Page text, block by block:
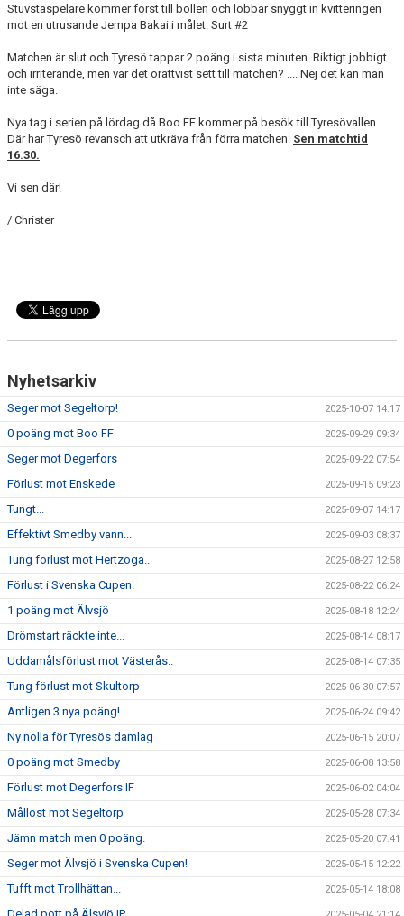
Stuvstaspelare kommer först till bollen och lobbar snyggt in kvitteringen
mot en utrusande Jempa Bakai i målet. Surt #2
Matchen är slut och Tyresö tappar 2 poäng i sista minuten. Riktigt jobbigt
och irriterande, men var det orättvist sett till matchen? .... Nej det kan man
inte säga.
Nya tag i serien på lördag då Boo FF kommer på besök till Tyresövallen.
Där har Tyresö revansch att utkräva från förra matchen. Sen matchtid
16.30.
Vi sen där!
/ Christer
Nyhetsarkiv
Seger mot Segeltorp! 2025-10-07 14:17
0 poäng mot Boo FF 2025-09-29 09:34
Seger mot Degerfors 2025-09-22 07:54
Förlust mot Enskede 2025-09-15 09:23
Tungt... 2025-09-07 14:17
Effektivt Smedby vann... 2025-09-03 08:37
Tung förlust mot Hertzöga.. 2025-08-27 12:58
Förlust i Svenska Cupen. 2025-08-22 06:24
1 poäng mot Älvsjö 2025-08-18 12:24
Drömstart räckte inte... 2025-08-14 08:17
Uddamålsförlust mot Västerås.. 2025-08-14 07:35
Tung förlust mot Skultorp 2025-06-30 07:57
Äntligen 3 nya poäng! 2025-06-24 09:42
Ny nolla för Tyresös damlag 2025-06-15 20:07
0 poäng mot Smedby 2025-06-08 13:58
Förlust mot Degerfors IF 2025-06-02 04:04
Mållöst mot Segeltorp 2025-05-28 07:34
Jämn match men 0 poäng. 2025-05-20 07:41
Seger mot Älvsjö i Svenska Cupen! 2025-05-15 12:22
Tufft mot Trollhättan... 2025-05-14 18:08